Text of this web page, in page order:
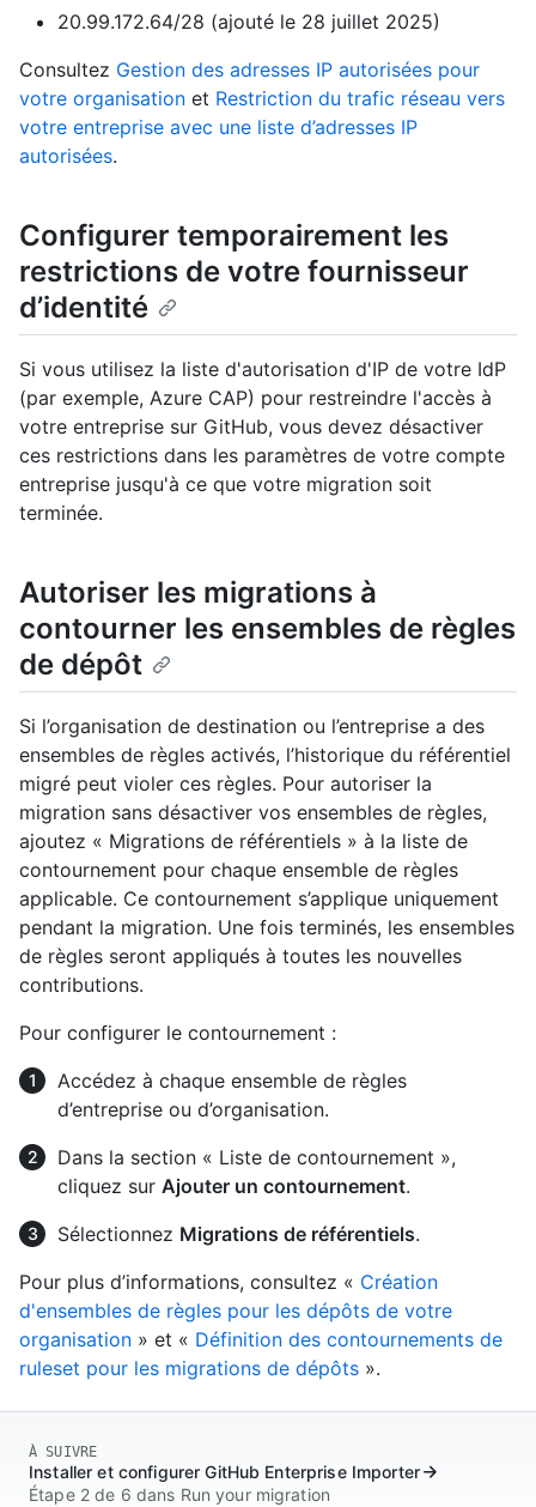
20.99.172.64/28 (ajouté le 28 juillet 2025)
Consultez Gestion des adresses IP autorisées pour
votre organisation et Restriction du trafic réseau vers
votre entreprise avec une liste d’adresses IP
autorisées.
Configurer temporairement les
restrictions de votre fournisseur
d’identité
Si vous utilisez la liste d'autorisation d'IP de votre IdP
(par exemple, Azure CAP) pour restreindre l'accès à
votre entreprise sur GitHub, vous devez désactiver
ces restrictions dans les paramètres de votre compte
entreprise jusqu'à ce que votre migration soit
terminée.
Autoriser les migrations à
contourner les ensembles de règles
de dépôt
Si l’organisation de destination ou l’entreprise a des
ensembles de règles activés, l’historique du référentiel
migré peut violer ces règles. Pour autoriser la
migration sans désactiver vos ensembles de règles,
ajoutez « Migrations de référentiels » à la liste de
contournement pour chaque ensemble de règles
applicable. Ce contournement s’applique uniquement
pendant la migration. Une fois terminés, les ensembles
de règles seront appliqués à toutes les nouvelles
contributions.
Pour configurer le contournement :
Accédez à chaque ensemble de règles
d’entreprise ou d’organisation.
Dans la section « Liste de contournement »,
cliquez sur Ajouter un contournement.
Sélectionnez Migrations de référentiels.
Pour plus d’informations, consultez « Création
d'ensembles de règles pour les dépôts de votre
organisation » et « Définition des contournements de
ruleset pour les migrations de dépôts ».
À SUIVRE
Installer et configurer GitHub Enterprise Importer
Étape 2 de 6 dans Run your migration